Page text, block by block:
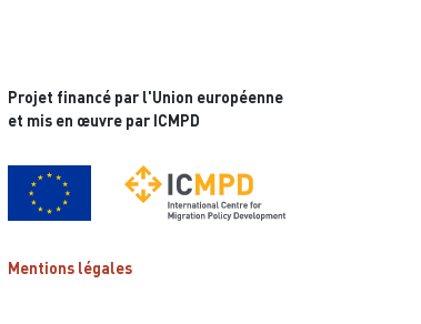
Projet financé par l'Union européenne
et mis en œuvre par ICMPD
Mentions légales